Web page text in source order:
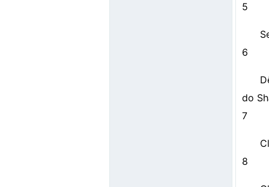
5
6
do
7
8